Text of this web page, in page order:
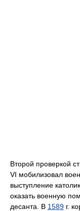
Второй проверкой
VI мобилизовал
выступление
оказать военную
десанта. В 1589 г.